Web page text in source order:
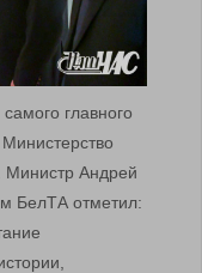
главного
Министр Андрей
БелТА отметил: